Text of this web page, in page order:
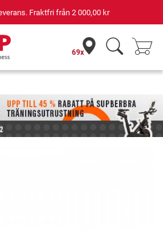
hemmaträning i 42 år
69x